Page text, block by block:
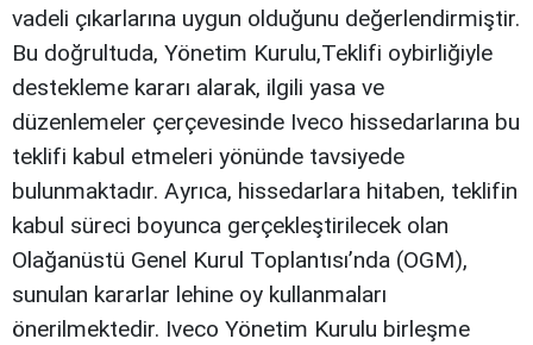
vadeli çıkarlarına uygun olduğunu değerlendirmiştir.
Bu doğrultuda, Yönetim Kurulu,Teklifi oybirliğiyle
destekleme kararı alarak, ilgili yasa ve
düzenlemeler çerçevesinde Iveco hissedarlarına bu
teklifi kabul etmeleri yönünde tavsiyede
bulunmaktadır. Ayrıca, hissedarlara hitaben, teklifin
kabul süreci boyunca gerçekleştirilecek olan
Olağanüstü Genel Kurul Toplantısı’nda (OGM),
sunulan kararlar lehine oy kullanmaları
önerilmektedir. Iveco Yönetim Kurulu birleşme